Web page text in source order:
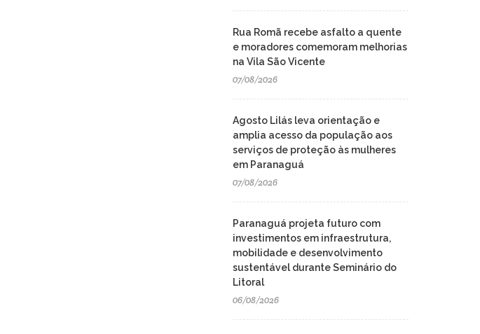
Rua Romã recebe asfalto a quente
e moradores comemoram melhorias
na Vila São Vicente
07/08/2026
Agosto Lilás leva orientação e
amplia acesso da população aos
serviços de proteção às mulheres
em Paranaguá
07/08/2026
Paranaguá projeta futuro com
investimentos em infraestrutura,
mobilidade e desenvolvimento
sustentável durante Seminário do
Litoral
06/08/2026